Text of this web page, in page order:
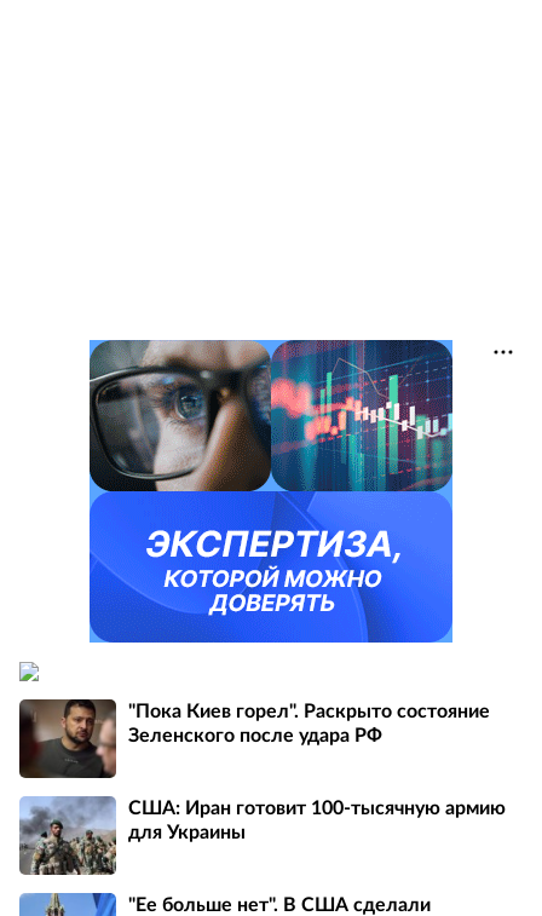
"Пока Киев горел". Раскрыто состояние
Зеленского после удара РФ
США: Иран готовит 100-тысячную армию
для Украины
"Ее больше нет". В США сделали